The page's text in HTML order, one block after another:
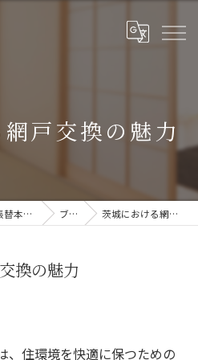
戸交換の魅力
茨城県鉾田市の張替えなら張替本舗 金沢屋 大洗・鹿嶋店 ブログ 茨城における網戸交換の魅力
換の魅力
、住環境を快適に保つための